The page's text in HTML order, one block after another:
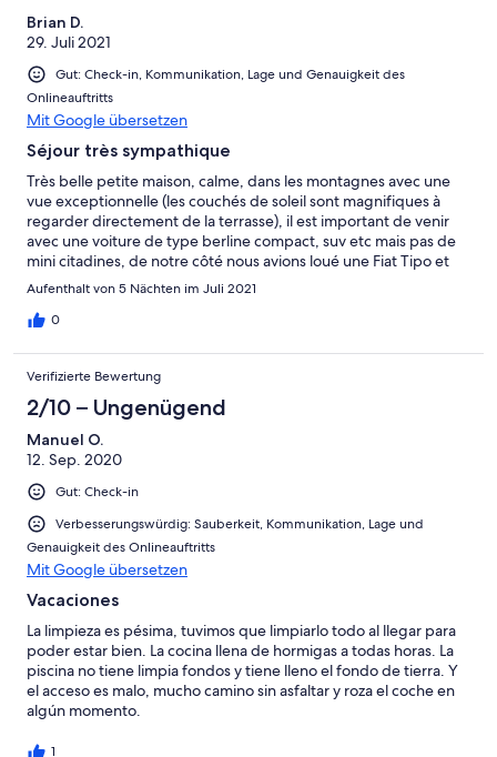
ayudarnos,obviamente,no lo hizo), la sombrilla de la zona de la
terraza estaba desmontada y no se prestaron a ayudarnos para
montarla. Puntos buenos: piscina aceptable y terraza con
buenas vistas.
Brian D.
29. Juli 2021
Gut: Check-in, Kommunikation, Lage und Genauigkeit des
Onlineauftritts
Mit Google übersetzen
Séjour très sympathique
Très belle petite maison, calme, dans les montagnes avec une
vue exceptionnelle (les couchés de soleil sont magnifiques à
regarder directement de la terrasse), il est important de venir
avec une voiture de type berline compact, suv etc mais pas de
mini citadines, de notre côté nous avions loué une Fiat Tipo et
pour les chemins escarpés afin d'accéder à la maison c'était top.
barrières qui font le tour de la piscine. Un petit rafraîchissement
serait vraiment très bien pour une petite famille ou un couple
pour des vacances de plusieurs semaines. Mais dans l'ensemble
pas d'inquiétude. Néanmoins il faudra faire attention à votre
nourriture ou la mettre sous tupperware car des fourmis s'y
introduisent malgré les nombreux pièges, mais c'est le lieu et
non la faute au propriétaire. Un remerciement à Denise et Ian
qui ont su répondre à toutes nos questions et ont été là dès le
moindre petit souci. Malgré la barrière de la langue nous avons
communiqués grâce au traducteur et cela à facilité nos
échanges. Dans l'ensemble nous avons passé de très bonnes
vacances dans cette ravissante maison.
Aufenthalt von 5 Nächten im Juli 2021
0
Verifizierte Bewertung
2/10 – Ungenügend
Manuel O.
12. Sep. 2020
Gut: Check-in
Verbesserungswürdig: Sauberkeit, Kommunikation, Lage und
Genauigkeit des Onlineauftritts
Mit Google übersetzen
Vacaciones
La limpieza es pésima, tuvimos que limpiarlo todo al llegar para
poder estar bien. La cocina llena de hormigas a todas horas. La
piscina no tiene limpia fondos y tiene lleno el fondo de tierra. Y
el acceso es malo, mucho camino sin asfaltar y roza el coche en
algún momento.
1